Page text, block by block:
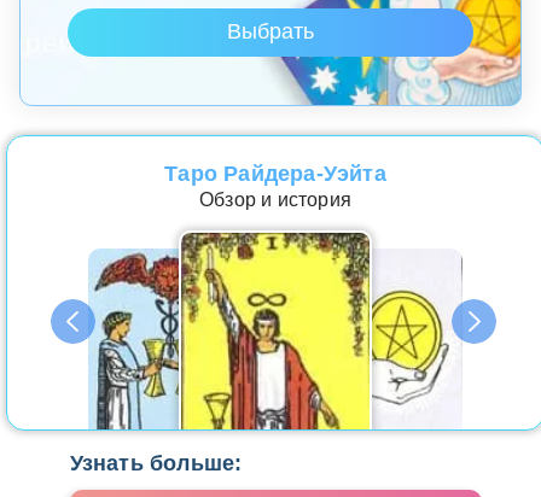
Таро Райдера-Уэйта
Обзор и история
Узнать больше: